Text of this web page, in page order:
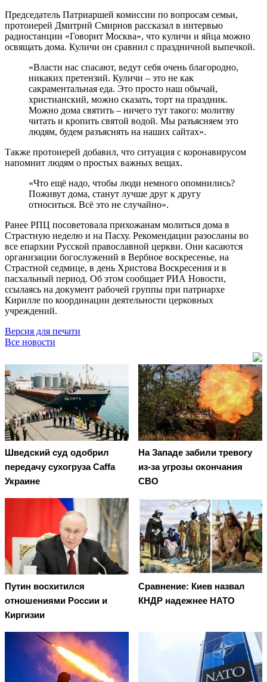
Председатель Патриаршей комиссии по вопросам семьи,
протоиерей Дмитрий Смирнов рассказал в интервью
радиостанции «Говорит Москва», что куличи и яйца можно
освящать дома. Куличи он сравнил с праздничной выпечкой.
«Власти нас спасают, ведут себя очень благородно,
никаких претензий. Куличи – это не как
сакраментальная еда. Это просто наш обычай,
христианский, можно сказать, торт на праздник.
Можно дома святить – ничего тут такого: молитву
читать и кропить святой водой. Мы разъясняем это
людям, будем разъяснять на наших сайтах».
Также протоиерей добавил, что ситуация с коронавирусом
напомнит людям о простых важных вещах.
«Что ещё надо, чтобы люди немного опомнились?
Поживут дома, станут лучше друг к другу
относиться. Всё это не случайно».
Ранее РПЦ посоветовала прихожанам молиться дома в
Страстную неделю и на Пасху. Рекомендации разосланы во
все епархии Русской православной церкви. Они касаются
организации богослужений в Вербное воскресенье, на
Страстной седмице, в день Христова Воскресения и в
пасхальный период. Об этом сообщает РИА Новости,
ссылаясь на документ рабочей группы при патриархе
Кирилле по координации деятельности церковных
учреждений.
Версия для печати
Все новости
Шведский суд одобрил
передачу сухогруза Caffa
Украине
На Западе забили тревогу
из-за угрозы окончания
СВО
Путин восхитился
отношениями России и
Киргизии
Сравнение: Киев назвал
КНДР надежнее НАТО